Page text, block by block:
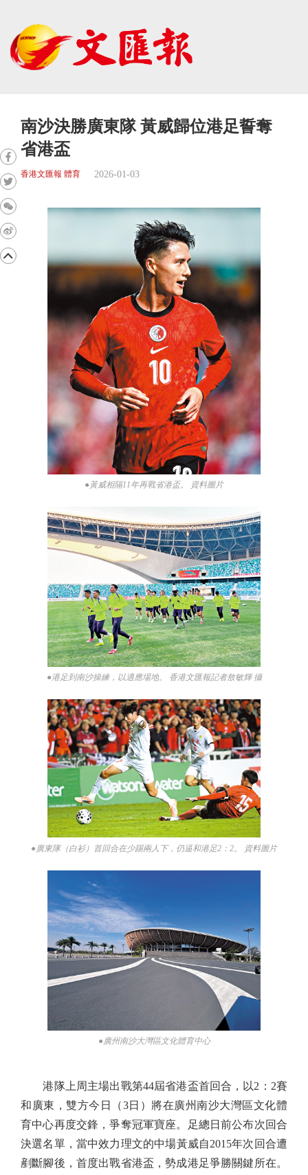
南沙決勝廣東隊 黃威歸位港足誓奪
省港盃
香港文匯報 體育 2026-01-03
●黃威相隔11年再戰省港盃。 資料圖片
●港足到南沙操練，以適應場地。 香港文匯報記者敖敏輝 攝
●廣東隊（白衫）首回合在少踢兩人下，仍逼和港足2：2。 資料圖片
●廣州南沙大灣區文化體育中心
港隊上周主場出戰第44屆省港盃首回合，以2：2賽
和廣東，雙方今日（3日）將在廣州南沙大灣區文化體
育中心再度交鋒，爭奪冠軍寶座。足總日前公布次回合
決選名單，當中效力理文的中場黃威自2015年次回合遭
剷斷腳後，首度出戰省港盃，勢成港足爭勝關鍵所在。